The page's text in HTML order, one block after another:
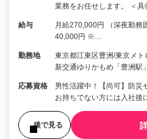
業務をお任せします。 ＜
給与
月給270,000円 （深夜勤務
40,000円 ※…
勤務地
東京都江東区豊洲/東京メト
新交通ゆりかもめ「豊洲駅
応募資格
男性活躍中！【尚可】防
お持ちでない方には入社後
後で見る